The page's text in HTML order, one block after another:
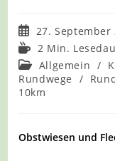
Beitrag
veröffentlicht:
27. September
Lesedauer:
2 Min.
Beitrags-
Kategorie:
Allgemein /
Rundwege
/
10km
Obstwiesen und